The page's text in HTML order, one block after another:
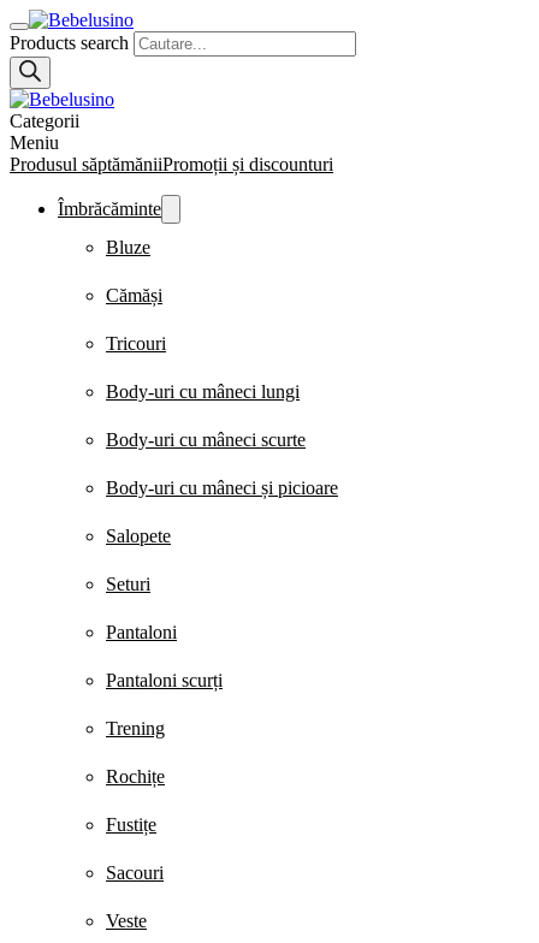
Products search
Categorii
Meniu
Produsul săptămăniiPromoții și discounturi
Îmbrăcăminte
Bluze
Cămăși
Tricouri
Body-uri cu mâneci lungi
Body-uri cu mâneci scurte
Body-uri cu mâneci și picioare
Salopete
Seturi
Pantaloni
Pantaloni scurți
Trening
Rochițe
Fustițe
Sacouri
Veste